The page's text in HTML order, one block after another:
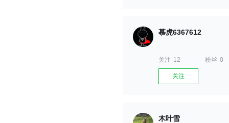
慕虎6367612
关注 12 粉丝 0
关注
木叶雪